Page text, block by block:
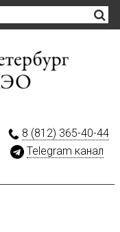
8 (812) 365-40-44
Telegram канал